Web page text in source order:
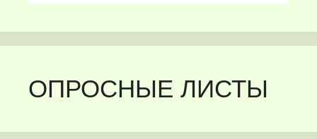
ОПРОСНЫЕ ЛИСТЫ